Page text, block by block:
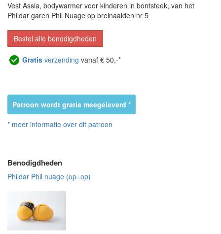
Vest Assia, bodywarmer voor kinderen in bontsteek, van het
Phildar garen Phil Nuage op breinaalden nr 5
Bestel alle benodigdheden
Gratis verzending vanaf € 50,-*
Patroon wordt gratis meegeleverd *
* meer informatie over dit patroon
Benodigdheden
Phildar Phil nuage (op=op)